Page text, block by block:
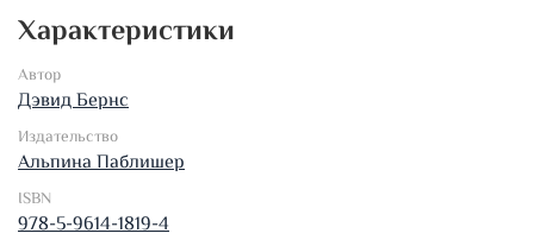
Характеристики
Автор
Дэвид Бернс
Издательство
Альпина Паблишер
ISBN
978-5-9614-1819-4